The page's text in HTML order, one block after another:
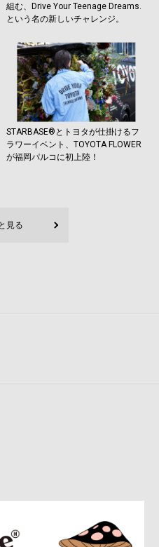
組む、Drive Your Teenage Dreams.
という名の新しいチャレンジ。
STARBASE®︎とトヨタが仕掛けるフ
ラワーイベント、TOYOTA FLOWER
が福岡パルコに初上陸！
見る